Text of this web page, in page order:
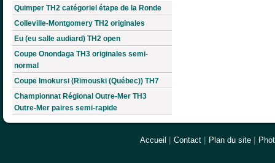
Quimper TH2 catégoriel étape de la Ronde
Colleville-Montgomery TH2 originales
Eu (eu salle audiard) TH2 open
Coupe Onondaga TH3 originales semi-
normal
Coupe Imokursi (Rimouski (Québec)) TH7
Championnat Régional Outre-Mer TH3
Outre-Mer paires semi-rapide
Accueil Contact Plan du site